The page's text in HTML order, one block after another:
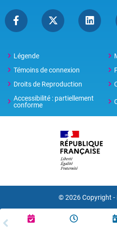
Légende
Témoins de connexion
Droits de Reproduction
Accessibilité : partiellement
conforme
© 2026 Copyright -